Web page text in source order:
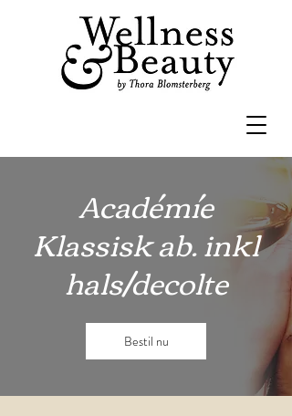
Académíe
Klassisk ab. inkl
hals/decolte
Bestil nu